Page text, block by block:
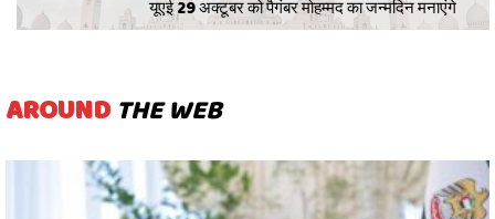
यूएई 29 अक्टूबर को पैगंबर मोहम्मद का जन्मदिन मनाएंगे
AROUND THE WEB